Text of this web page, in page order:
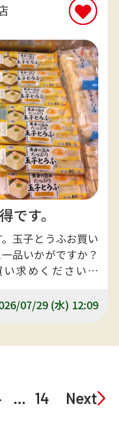
です。
玉子とうふお買い
品いかがですか？
求めくださいま
07/29 (水) 12:09
… 14 Next